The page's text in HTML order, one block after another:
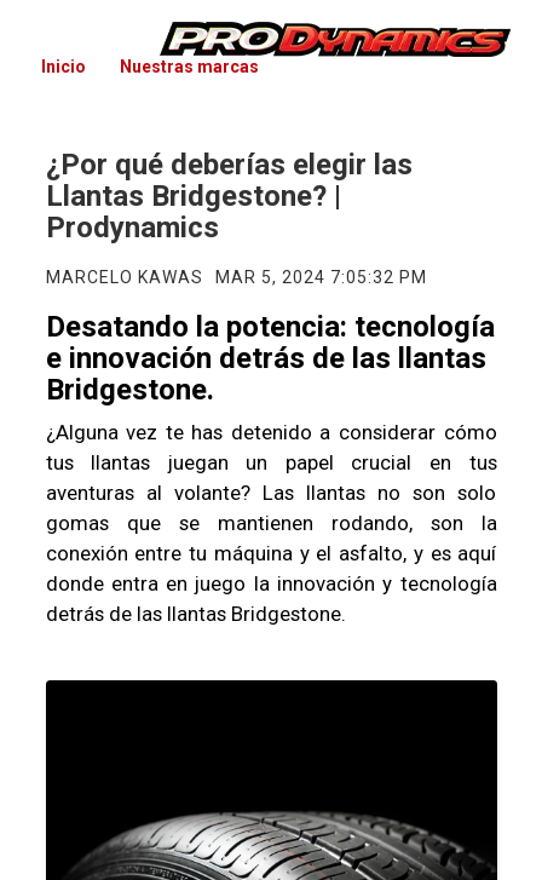
Inicio Nuestras marcas
¿Por qué deberías elegir las
Llantas Bridgestone? |
Prodynamics
MARCELO KAWAS MAR 5, 2024 7:05:32 PM
Desatando la potencia: tecnología
e innovación detrás de las llantas
Bridgestone.
¿Alguna vez te has detenido a considerar cómo
tus llantas juegan un papel crucial en tus
aventuras al volante? Las llantas no son solo
gomas que se mantienen rodando, son la
conexión entre tu máquina y el asfalto, y es aquí
donde entra en juego la innovación y tecnología
detrás de las llantas Bridgestone.